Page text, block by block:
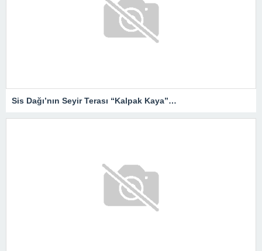
Sis Dağı’nın Seyir Terası “Kalpak Kaya”…